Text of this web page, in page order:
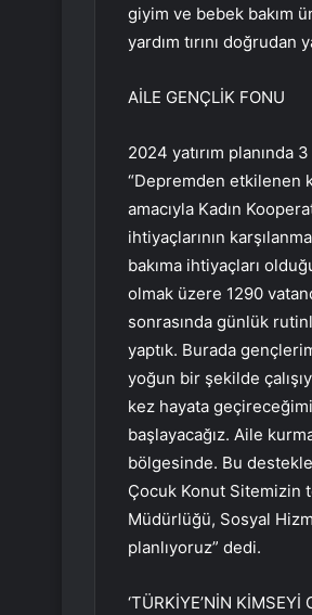
giyim ve bebek bakım
yardım tırını doğrudan
AİLE GENÇLİK FONU
2024 yatırım planında
“Depremden etkilenen
amacıyla Kadın
ihtiyaçlarının
bakıma ihtiyaçları
olmak üzere 1290
sonrasında günlük
yaptık. Burada
yoğun bir şekilde
kez hayata
başlayacağız. Aile
bölgesinde. Bu
Çocuk Konut Sitemizin
Müdürlüğü, Sosyal
planlıyoruz” dedi.
‘TÜRKİYE’NİN KİMSEYİ